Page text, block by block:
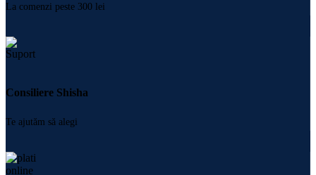
La comenzi peste 300 lei
Consiliere Shisha
Te ajutăm să alegi